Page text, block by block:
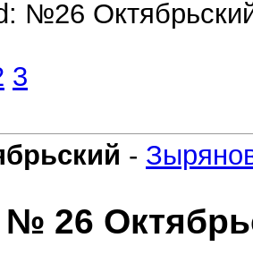
№26
3
-
26